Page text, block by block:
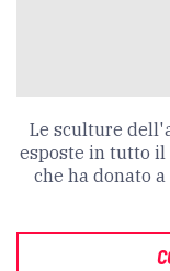
Le sculture
esposte in tutto il
che ha donato